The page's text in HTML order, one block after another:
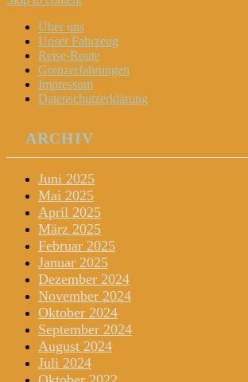
Über uns
Unser Fahrzeug
Reise-Route
Grenzerfahrungen
Impressum
Datenschutzerklärung
ARCHIV
Juni 2025
Mai 2025
April 2025
März 2025
Februar 2025
Januar 2025
Dezember 2024
November 2024
Oktober 2024
September 2024
August 2024
Juli 2024